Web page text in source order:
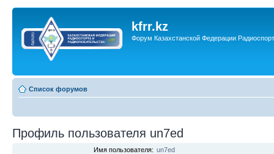
kfrr.kz
Форум Казахстанской Федерации
Список форумов
Профиль пользователя un7ed
Имя пользователя: un7ed